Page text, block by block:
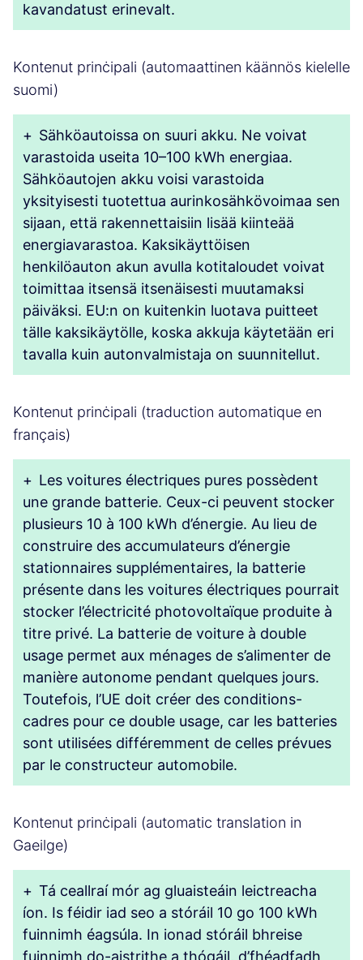
kavandatust erinevalt.
Kontenut prinċipali (automaattinen käännös kielelle
suomi)
+ Sähköautoissa on suuri akku. Ne voivat
varastoida useita 10–100 kWh energiaa.
Sähköautojen akku voisi varastoida
yksityisesti tuotettua aurinkosähkövoimaa sen
sijaan, että rakennettaisiin lisää kiinteää
energiavarastoa. Kaksikäyttöisen
henkilöauton akun avulla kotitaloudet voivat
toimittaa itsensä itsenäisesti muutamaksi
päiväksi. EU:n on kuitenkin luotava puitteet
tälle kaksikäytölle, koska akkuja käytetään eri
tavalla kuin autonvalmistaja on suunnitellut.
Kontenut prinċipali (traduction automatique en
français)
+ Les voitures électriques pures possèdent
une grande batterie. Ceux-ci peuvent stocker
plusieurs 10 à 100 kWh d’énergie. Au lieu de
construire des accumulateurs d’énergie
stationnaires supplémentaires, la batterie
présente dans les voitures électriques pourrait
stocker l’électricité photovoltaïque produite à
titre privé. La batterie de voiture à double
usage permet aux ménages de s’alimenter de
manière autonome pendant quelques jours.
Toutefois, l’UE doit créer des conditions-
cadres pour ce double usage, car les batteries
sont utilisées différemment de celles prévues
par le constructeur automobile.
Kontenut prinċipali (automatic translation in
Gaeilge)
+ Tá ceallraí mór ag gluaisteáin leictreacha
íon. Is féidir iad seo a stóráil 10 go 100 kWh
fuinnimh éagsúla. In ionad stóráil bhreise
fuinnimh do-aistrithe a thógáil, d’fhéadfadh